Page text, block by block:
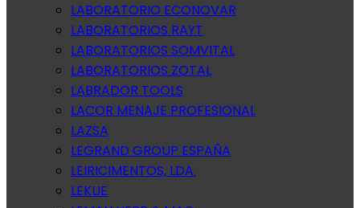
LABORATORIO ECONOVAR
LABORATORIOS RAYT
LABORATORIOS SOMVITAL
LABORATORIOS ZOTAL
LABRADOR TOOLS
LACOR MENAJE PROFESIONAL
LAZSA
LEGRAND GROUP ESPAÑA
LEIRICIMENTOS, LDA.
LEKUE